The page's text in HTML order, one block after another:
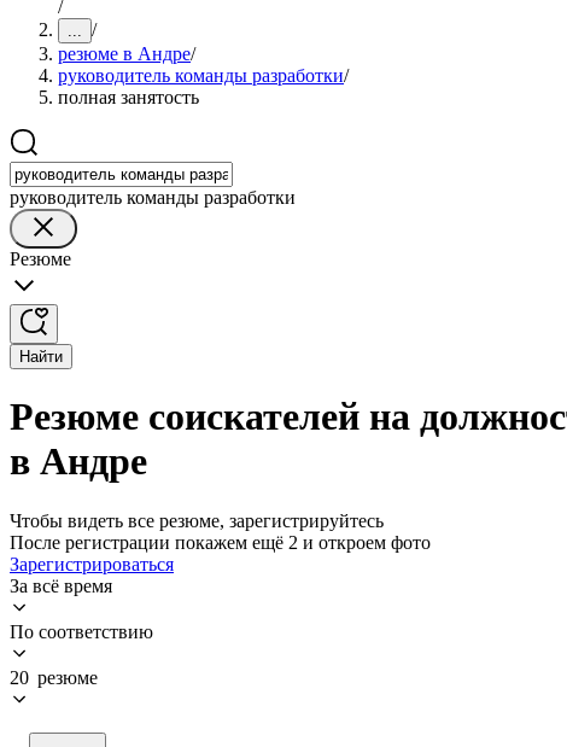
/
... /
резюме в Андре/
руководитель команды разработки/
полная занятость
руководитель команды разработки
Резюме
Найти
Резюме соискателей на
в Андре
Чтобы видеть все резюме, зарегистрируйтесь
После регистрации покажем ещё 2 и откроем фото
Зарегистрироваться
За всё время
По соответствию
20 резюме